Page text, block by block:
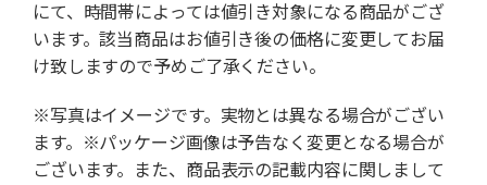
にて、時間帯によっては値引き対象になる商品がござ
います。該当商品はお値引き後の価格に変更してお届
け致しますので予めご了承ください。
※写真はイメージです。実物とは異なる場合がござい
ます。※パッケージ画像は予告なく変更となる場合が
ございます。また、商品表示の記載内容に関しまして